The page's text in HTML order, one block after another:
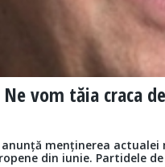
Ne vom tăia craca
anunță menținerea
din iunie. Partidele